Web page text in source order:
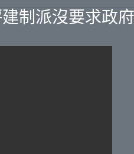
制派沒要求政